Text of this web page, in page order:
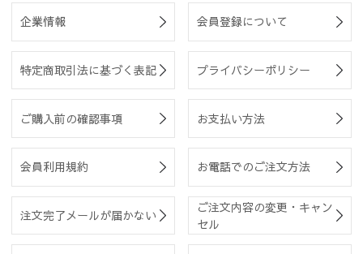
企業情報 会員登録について
特定商取引法に基づく表記 プライバシーポリシー
ご購入前の確認事項 お支払い方法
会員利用規約 お電話でのご注文方法
注文完了メールが届かない
ご注文内容の変更・キャン
セル